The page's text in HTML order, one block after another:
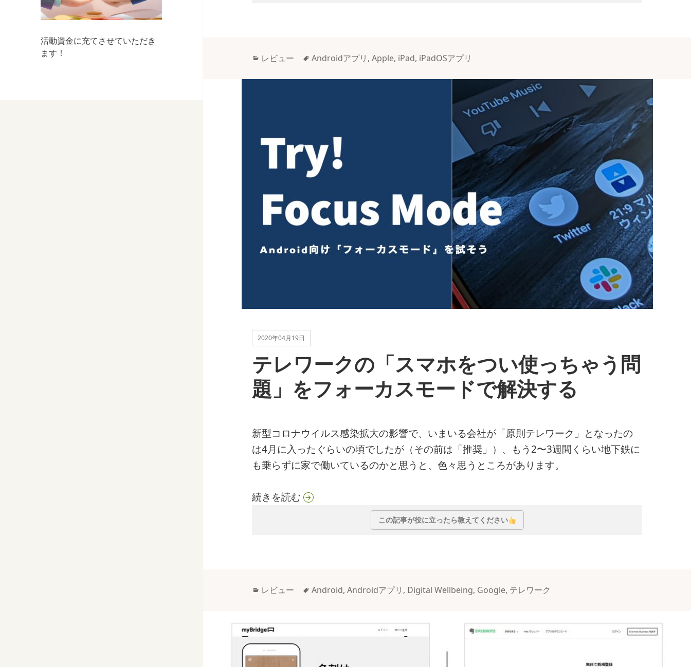
活動資金に充てさせていただき
ます！
カ
ゴ
レビュー
タ
Androidアプリ ,Apple, iPad, iPadOSアプリ
2020年04月19日
テレワークの「スマホをつい使っちゃう問
題」をフォーカスモードで解決する
新型コロナウイルス感染拡大の影響で、いまいる会社が「原則テレワーク」となったの
は4月に入ったぐらいの頃でしたが（その前は「推奨」）、もう2〜3週間くらい地下鉄に
も乗らずに家で働いているのかと思うと、色々思うところがあります。
続きを読むテレワークの「スマホをつい使っちゃう問題」をフォーカスモードで解決する
この記事が役に立ったら教えてください
カ
リ
レビュー
タ
Android,Androidアプリ , Digital Wellbeing, Google, テレワーク